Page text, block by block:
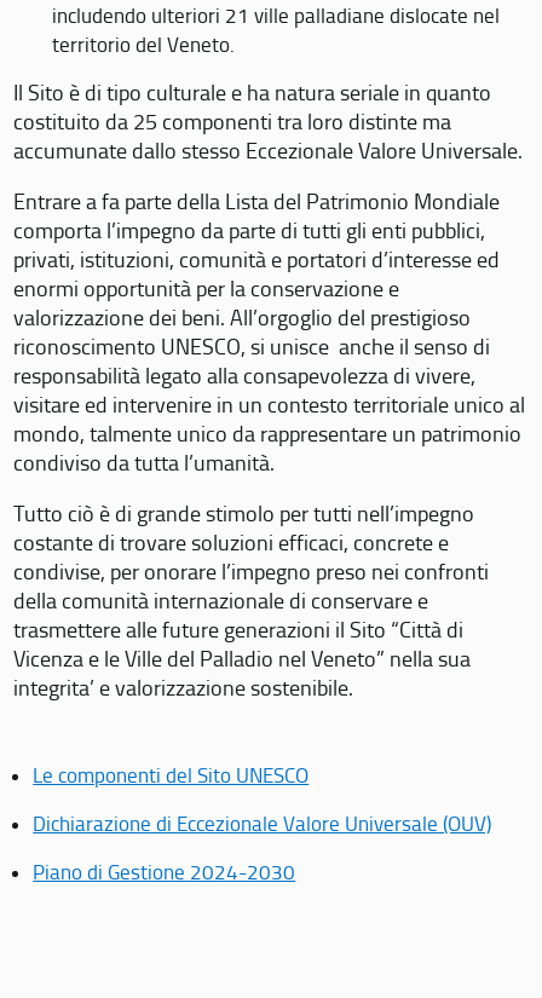
includendo ulteriori 21 ville palladiane dislocate nel
territorio del Veneto.
Il Sito è di tipo culturale e ha natura seriale in quanto
costituito da 25 componenti tra loro distinte ma
accumunate dallo stesso Eccezionale Valore Universale.
Entrare a fa parte della Lista del Patrimonio Mondiale
comporta l’impegno da parte di tutti gli enti pubblici,
privati, istituzioni, comunità e portatori d’interesse ed
enormi opportunità per la conservazione e
valorizzazione dei beni. All’orgoglio del prestigioso
riconoscimento UNESCO, si unisce anche il senso di
responsabilità legato alla consapevolezza di vivere,
visitare ed intervenire in un contesto territoriale unico al
mondo, talmente unico da rappresentare un patrimonio
condiviso da tutta l’umanità.
Tutto ciò è di grande stimolo per tutti nell’impegno
costante di trovare soluzioni efficaci, concrete e
condivise, per onorare l’impegno preso nei confronti
della comunità internazionale di conservare e
trasmettere alle future generazioni il Sito “Città di
Vicenza e le Ville del Palladio nel Veneto” nella sua
integrita’ e valorizzazione sostenibile.
Le componenti del Sito UNESCO
Dichiarazione di Eccezionale Valore Universale (OUV)
Piano di Gestione 2024-2030